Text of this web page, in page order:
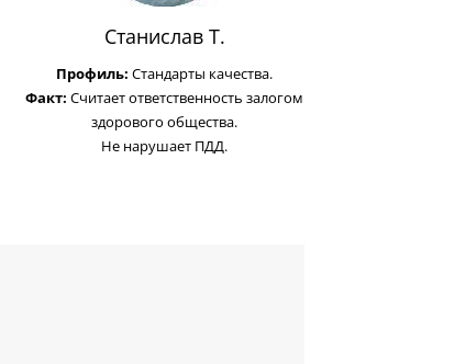
Станислав Т.
Профиль: Стандарты качества.
Факт: Считает ответственность залогом
здорового общества.
Не нарушает ПДД.